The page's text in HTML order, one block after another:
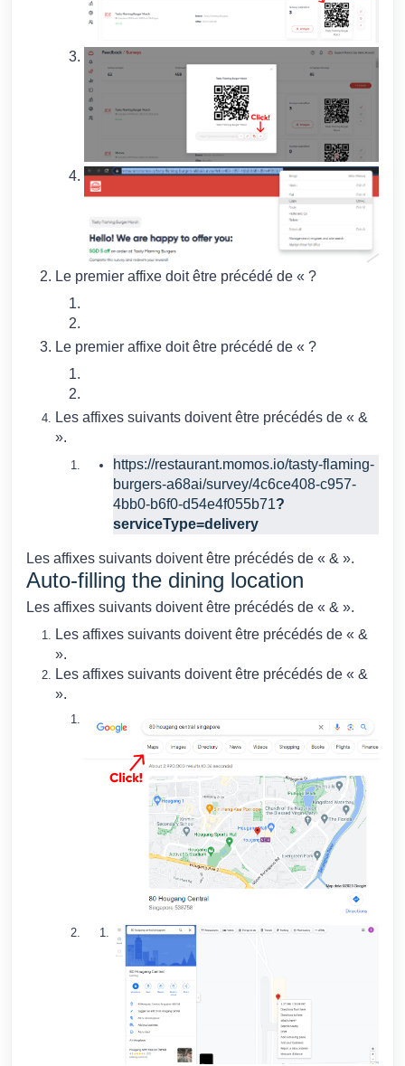
Le premier affixe doit être précédé de « ?
Le premier affixe doit être précédé de « ?
Les affixes suivants doivent être précédés de « &
».
https://restaurant.momos.io/tasty-flaming-
burgers-a68ai/survey/4c6ce408-c957-
4bb0-b6f0-d54e4f055b71?
serviceType=delivery
Les affixes suivants doivent être précédés de « & ».
Auto-filling the dining location
Les affixes suivants doivent être précédés de « & ».
Les affixes suivants doivent être précédés de « &
».
Les affixes suivants doivent être précédés de « &
».